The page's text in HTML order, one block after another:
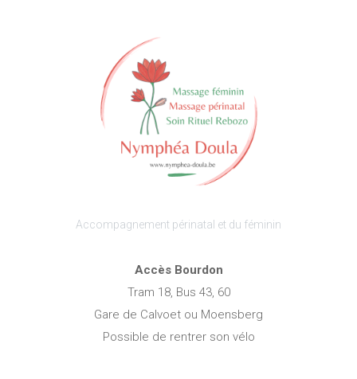
Accompagnement périnatal et du féminin
Accès Bourdon
Tram 18, Bus 43, 60
Gare de Calvoet ou Moensberg
Possible de rentrer son vélo